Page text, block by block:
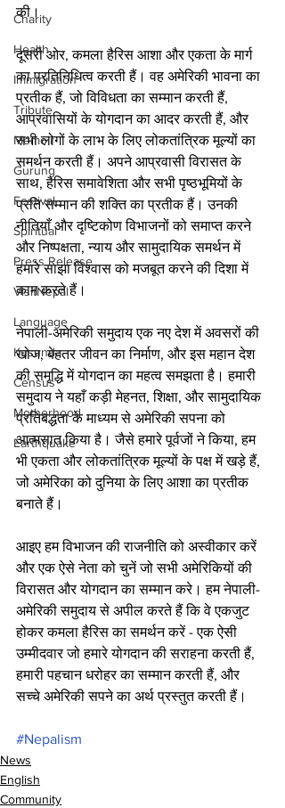
Charity
Health
Immigration
Tribute
Memoir
Gurung
Festival
Spiritual
Press Release
VisitNepal
Language
Kusunda
Census
Motherhood
Earthquake
की।
दूसरी ओर, कमला हैरिस आशा और एकता के मार्ग
का प्रतिनिधित्व करती हैं। वह अमेरिकी भावना का
प्रतीक हैं, जो विविधता का सम्मान करती हैं,
आप्रवासियों के योगदान का आदर करती हैं, और
सभी लोगों के लाभ के लिए लोकतांत्रिक मूल्यों का
समर्थन करती हैं। अपने आप्रवासी विरासत के
साथ, हैरिस समावेशिता और सभी पृष्ठभूमियों के
प्रति सम्मान की शक्ति का प्रतीक हैं। उनकी
नीतियाँ और दृष्टिकोण विभाजनों को समाप्त करने
और निष्पक्षता, न्याय और सामुदायिक समर्थन में
हमारे साझा विश्वास को मजबूत करने की दिशा में
काम करते हैं।
नेपाली-अमेरिकी समुदाय एक नए देश में अवसरों की
खोज, बेहतर जीवन का निर्माण, और इस महान देश
की समृद्धि में योगदान का महत्व समझता है। हमारी
समुदाय ने यहाँ कड़ी मेहनत, शिक्षा, और सामुदायिक
प्रतिबद्धता के माध्यम से अमेरिकी सपना को
आत्मसात किया है। जैसे हमारे पूर्वजों ने किया, हम
भी एकता और लोकतांत्रिक मूल्यों के पक्ष में खड़े हैं,
जो अमेरिका को दुनिया के लिए आशा का प्रतीक
बनाते हैं।
आइए हम विभाजन की राजनीति को अस्वीकार करें
और एक ऐसे नेता को चुनें जो सभी अमेरिकियों की
विरासत और योगदान का सम्मान करे। हम नेपाली-
अमेरिकी समुदाय से अपील करते हैं कि वे एकजुट
होकर कमला हैरिस का समर्थन करें - एक ऐसी
उम्मीदवार जो हमारे योगदान की सराहना करती हैं,
हमारी पहचान धरोहर का सम्मान करती हैं, और
सच्चे अमेरिकी सपने का अर्थ प्रस्तुत करती हैं।
#Nepalism
News
English
Community